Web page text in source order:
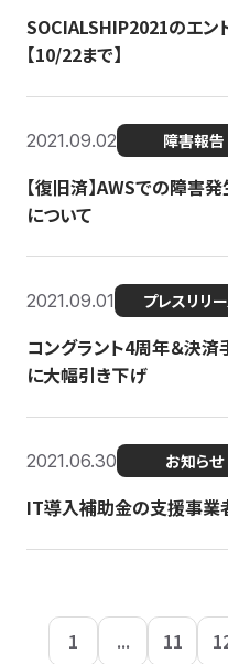
SOCIALSHIP2021のエン
【10/22まで】
2021.09.02 障害報告
【復旧済】AWSでの障害
について
2021.09.01 プレスリリ
コングラント4周年＆決
に大幅引き下げ
2021.06.30 お知らせ
IT導入補助金の支援事業
1 ... 11